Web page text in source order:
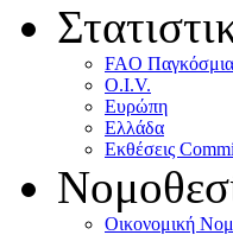
FAO Παγκόσμια
O.I.V.
Ευρώπη
Ελλάδα
Eκθέσεις
Οικονομική